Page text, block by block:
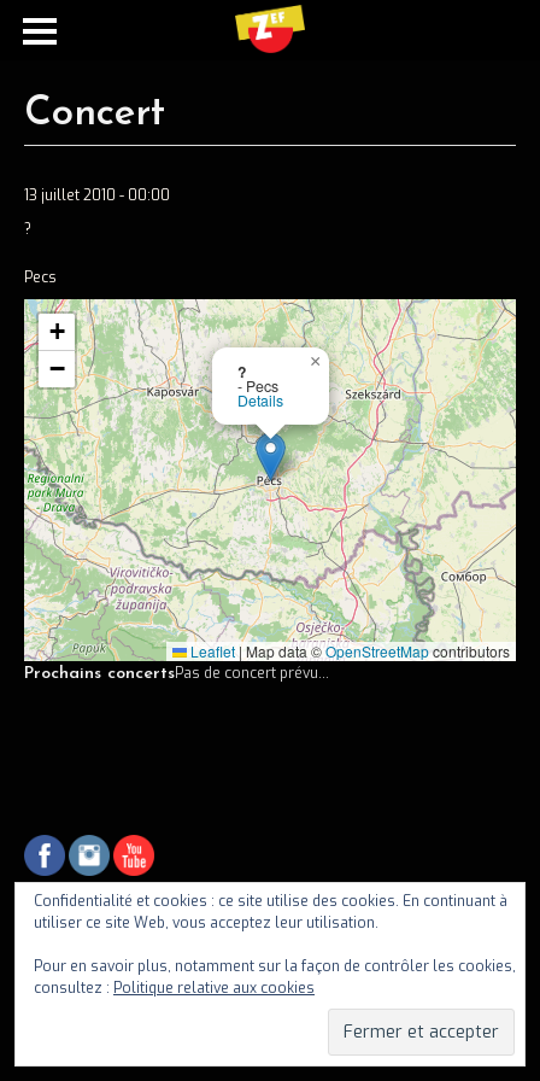
Ecouter
Spotify
Apple music
Concerts
Concerts passés
Vidéos
Discographie
Musiciens
Concert
13 juillet 2010 - 00:00
?
Pecs
?
- Pecs
Details
×
+
−
Leaflet | Map data ©OpenStreetMapcontributors
Prochains concertsPas de concert prévu...
Confidentialité et cookies : ce site utilise des cookies. En continuant à
utiliser ce site Web, vous acceptez leur utilisation.
Pour en savoir plus, notamment sur la façon de contrôler les cookies,
consultez : Politique relative aux cookies